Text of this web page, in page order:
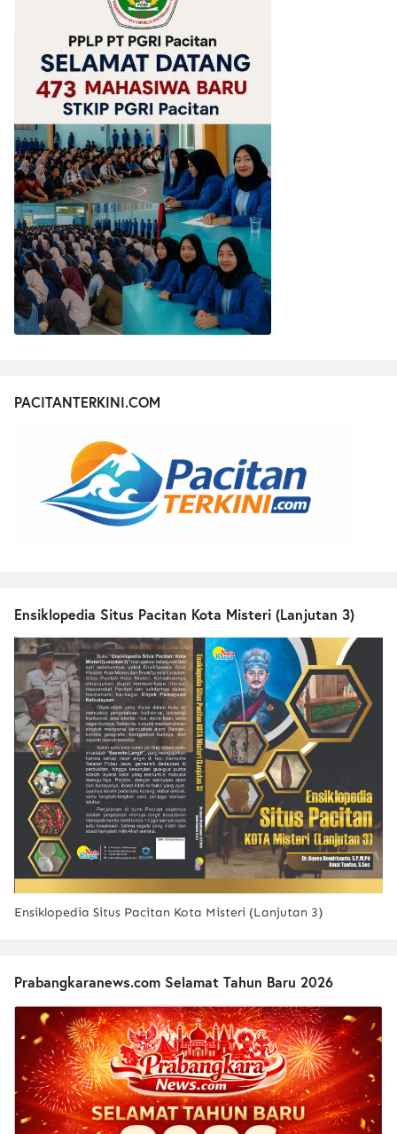
PACITANTERKINI.COM
Ensiklopedia Situs Pacitan Kota Misteri (Lanjutan 3)
Ensiklopedia Situs Pacitan Kota Misteri (Lanjutan 3)
Prabangkaranews.com Selamat Tahun Baru 2026